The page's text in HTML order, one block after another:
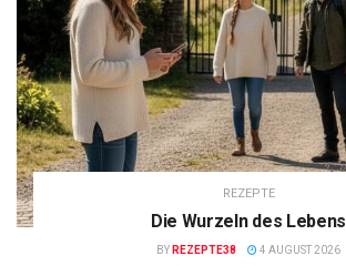
REZEPTE
Die Wurzeln des Lebens
BY REZEPTE38 4 AUGUST 2026